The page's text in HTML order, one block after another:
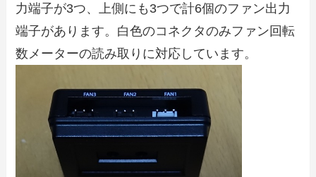
力端子が3つ、上側にも3つで計6個のファン出力
端子があります。白色のコネクタのみファン回転
数メーターの読み取りに対応しています。